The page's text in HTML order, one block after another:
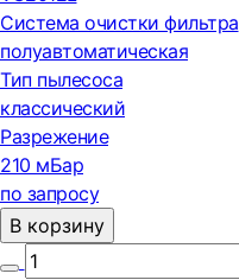
Система очистки фильтра
полуавтоматическая
Тип пылесоса
классический
Разрежение
210 мБар
по запросу
В корзину